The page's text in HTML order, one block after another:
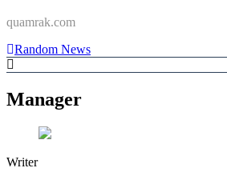
quamrak.com
Random News
Manager
Writer